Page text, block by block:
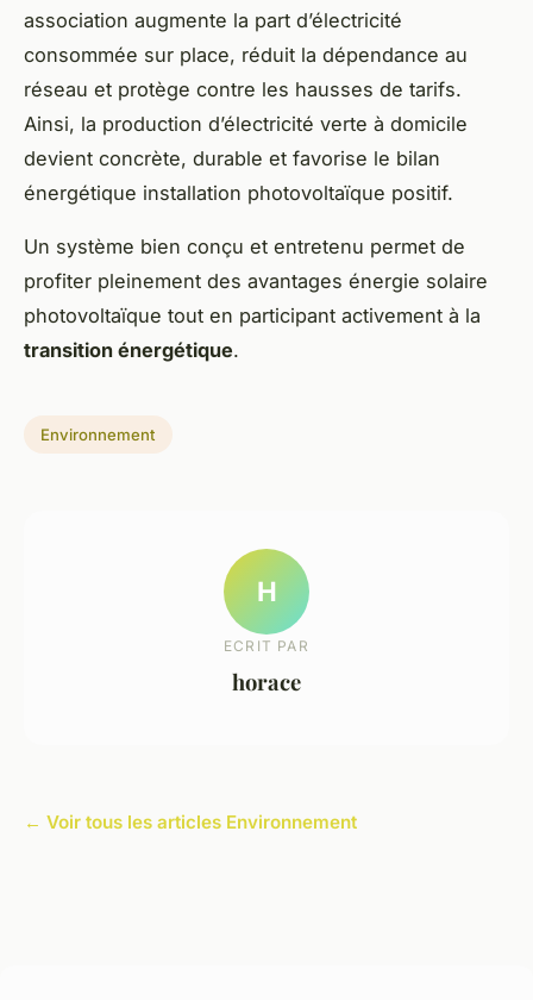
association augmente la part d’électricité
consommée sur place, réduit la dépendance au
réseau et protège contre les hausses de tarifs.
Ainsi, la production d’électricité verte à domicile
devient concrète, durable et favorise le bilan
énergétique installation photovoltaïque positif.
Un système bien conçu et entretenu permet de
profiter pleinement des avantages énergie solaire
photovoltaïque tout en participant activement à la
transition énergétique.
Environnement
H
ECRIT PAR
horace
← Voir tous les articles Environnement